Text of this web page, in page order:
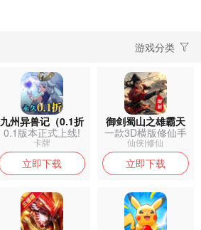
游戏分类
九州异兽记（0.1折
免费版）
0.1版本正式上线!
轻松小...
卡牌
立即下载
御剑蜀山之雄霸天
下
一款3D横版修仙手
游 极致唯...
仙侠|修仙
立即下载